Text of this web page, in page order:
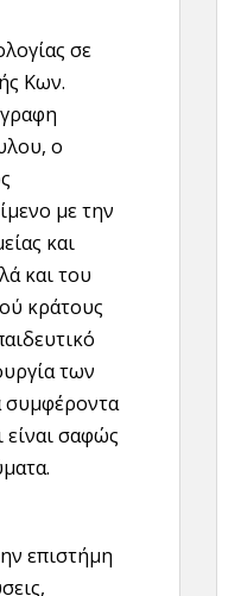
σε
Κων.
ο
με την
και
και του
κράτους
των
συμφέροντα
σαφώς
επιστήμη